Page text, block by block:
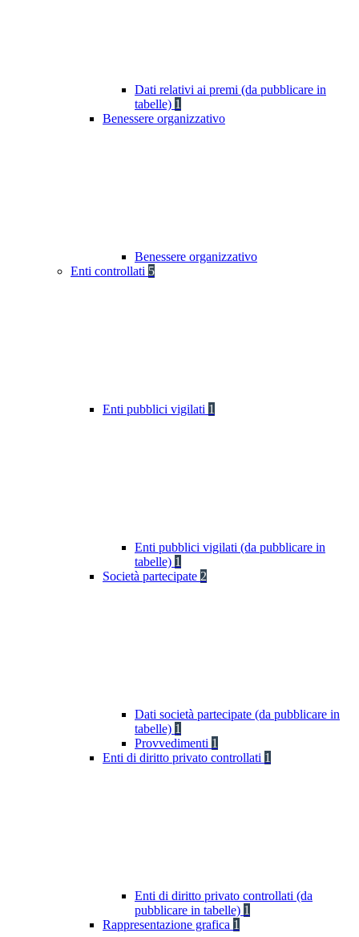
Dati relativi ai premi (da pubblicare in
tabelle) 1
Benessere organizzativo
Benessere organizzativo
Enti controllati 5
Enti pubblici vigilati 1
Enti pubblici vigilati (da pubblicare in
tabelle) 1
Società partecipate 2
Dati società partecipate (da pubblicare in
tabelle) 1
Provvedimenti 1
Enti di diritto privato controllati 1
Enti di diritto privato controllati (da
pubblicare in tabelle) 1
Rappresentazione grafica 1